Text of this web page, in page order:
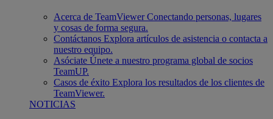
Acerca de TeamViewer Conectando personas, lugares
y cosas de forma segura.
Contáctanos Explora artículos de asistencia o contacta a
nuestro equipo.
Asóciate Únete a nuestro programa global de socios
TeamUP.
Casos de éxito Explora los resultados de los clientes de
TeamViewer.
NOTICIAS